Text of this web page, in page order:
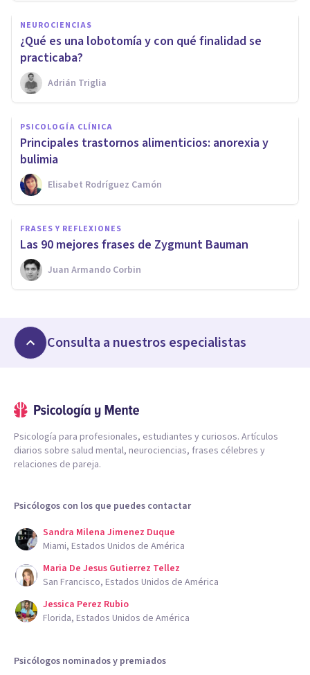
NEUROCIENCIAS
​¿Qué es una lobotomía y con qué finalidad se
practicaba?
Adrián Triglia
PSICOLOGÍA CLÍNICA
​Principales trastornos alimenticios: anorexia y
bulimia
Elisabet Rodríguez Camón
FRASES Y REFLEXIONES
​Las 90 mejores frases de Zygmunt Bauman
Juan Armando Corbin
Consulta a nuestros especialistas
Psicología para profesionales, estudiantes y curiosos. Artículos
diarios sobre salud mental, neurociencias, frases célebres y
relaciones de pareja.
Psicólogos con los que puedes contactar
Sandra Milena Jimenez Duque
Miami, Estados Unidos de América
Maria De Jesus Gutierrez Tellez
San Francisco, Estados Unidos de América
Jessica Perez Rubio
Florida, Estados Unidos de América
Psicólogos nominados y premiados